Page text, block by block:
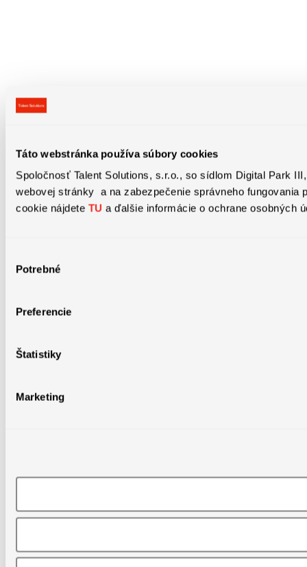
Táto webstránka používa súbory cookies
Spoločnosť Talent Solutions, s.r.o., so sídlom Digital Park
webovej stránky a na zabezpečenie správneho
cookie nájdete TU a ďalšie informácie o ochrane osobných
súhlasu
Potrebné
Preferencie
Štatistiky
Marketing